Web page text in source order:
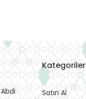
Kategoriler
Satın Al